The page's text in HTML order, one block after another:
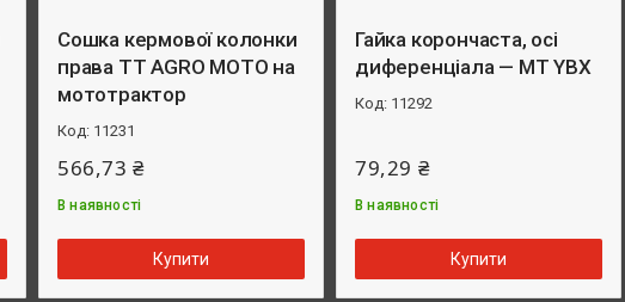
Сошка кермової колонки
права TT AGRO MOTO на
мототрактор
11231
566,73 ₴
В наявності
Купити
Гайка корончаста, осі
диференціала — MT YBX
11292
79,29 ₴
В наявності
Купити